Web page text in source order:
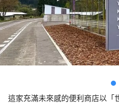
這家充滿未來感的便利商店以「